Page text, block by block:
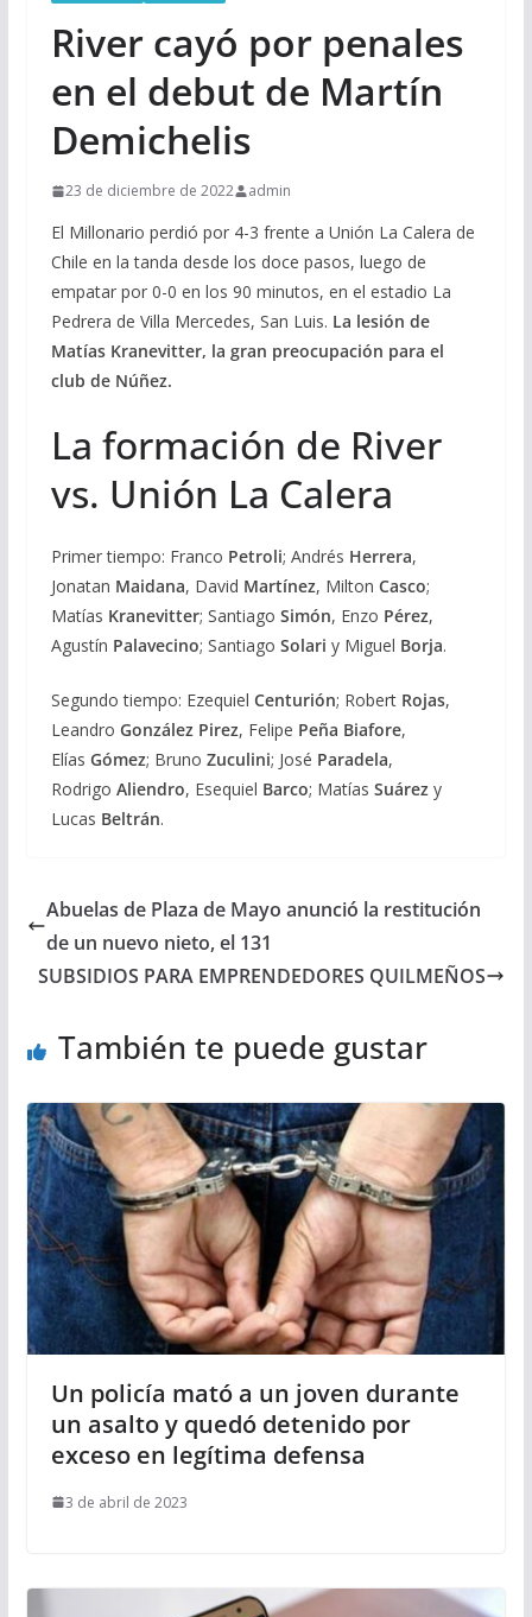
River cayó por penales
en el debut de Martín
Demichelis
23 de diciembre de 2022 admin
El Millonario perdió por 4-3 frente a Unión La Calera de
Chile en la tanda desde los doce pasos, luego de
empatar por 0-0 en los 90 minutos, en el estadio La
Pedrera de Villa Mercedes, San Luis. La lesión de
Matías Kranevitter, la gran preocupación para el
club de Núñez.
La formación de River
vs. Unión La Calera
Primer tiempo: Franco Petroli; Andrés Herrera,
Jonatan Maidana, David Martínez, Milton Casco;
Matías Kranevitter; Santiago Simón, Enzo Pérez,
Agustín Palavecino; Santiago Solari y Miguel Borja.
Segundo tiempo: Ezequiel Centurión; Robert Rojas,
Leandro González Pirez, Felipe Peña Biafore,
Elías Gómez; Bruno Zuculini; José Paradela,
Rodrigo Aliendro, Esequiel Barco; Matías Suárez y
Lucas Beltrán.
Abuelas de Plaza de Mayo anunció la restitución
de un nuevo nieto, el 131
SUBSIDIOS PARA EMPRENDEDORES QUILMEÑOS
También te puede gustar
Un policía mató a un joven durante
un asalto y quedó detenido por
exceso en legítima defensa
3 de abril de 2023